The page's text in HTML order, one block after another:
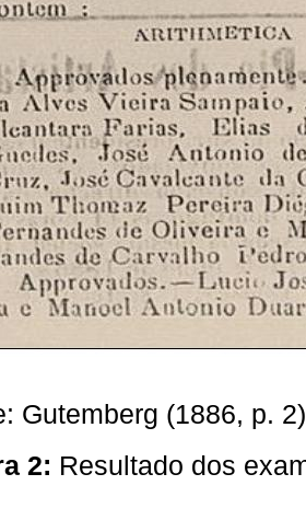
Gutemberg (1886, p.
2: Resultado dos